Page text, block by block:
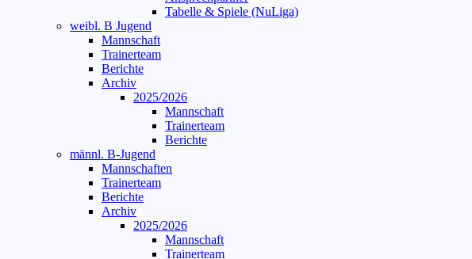
Tabelle & Spiele (NuLiga)
weibl. B Jugend
Mannschaft
Trainerteam
Berichte
Archiv
2025/2026
Mannschaft
Trainerteam
Berichte
männl. B-Jugend
Mannschaften
Trainerteam
Berichte
Archiv
2025/2026
Mannschaft
Trainerteam